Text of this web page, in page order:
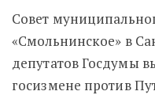
Совет
«Смольнинское» в
депутатов Госдумы
госизмене против